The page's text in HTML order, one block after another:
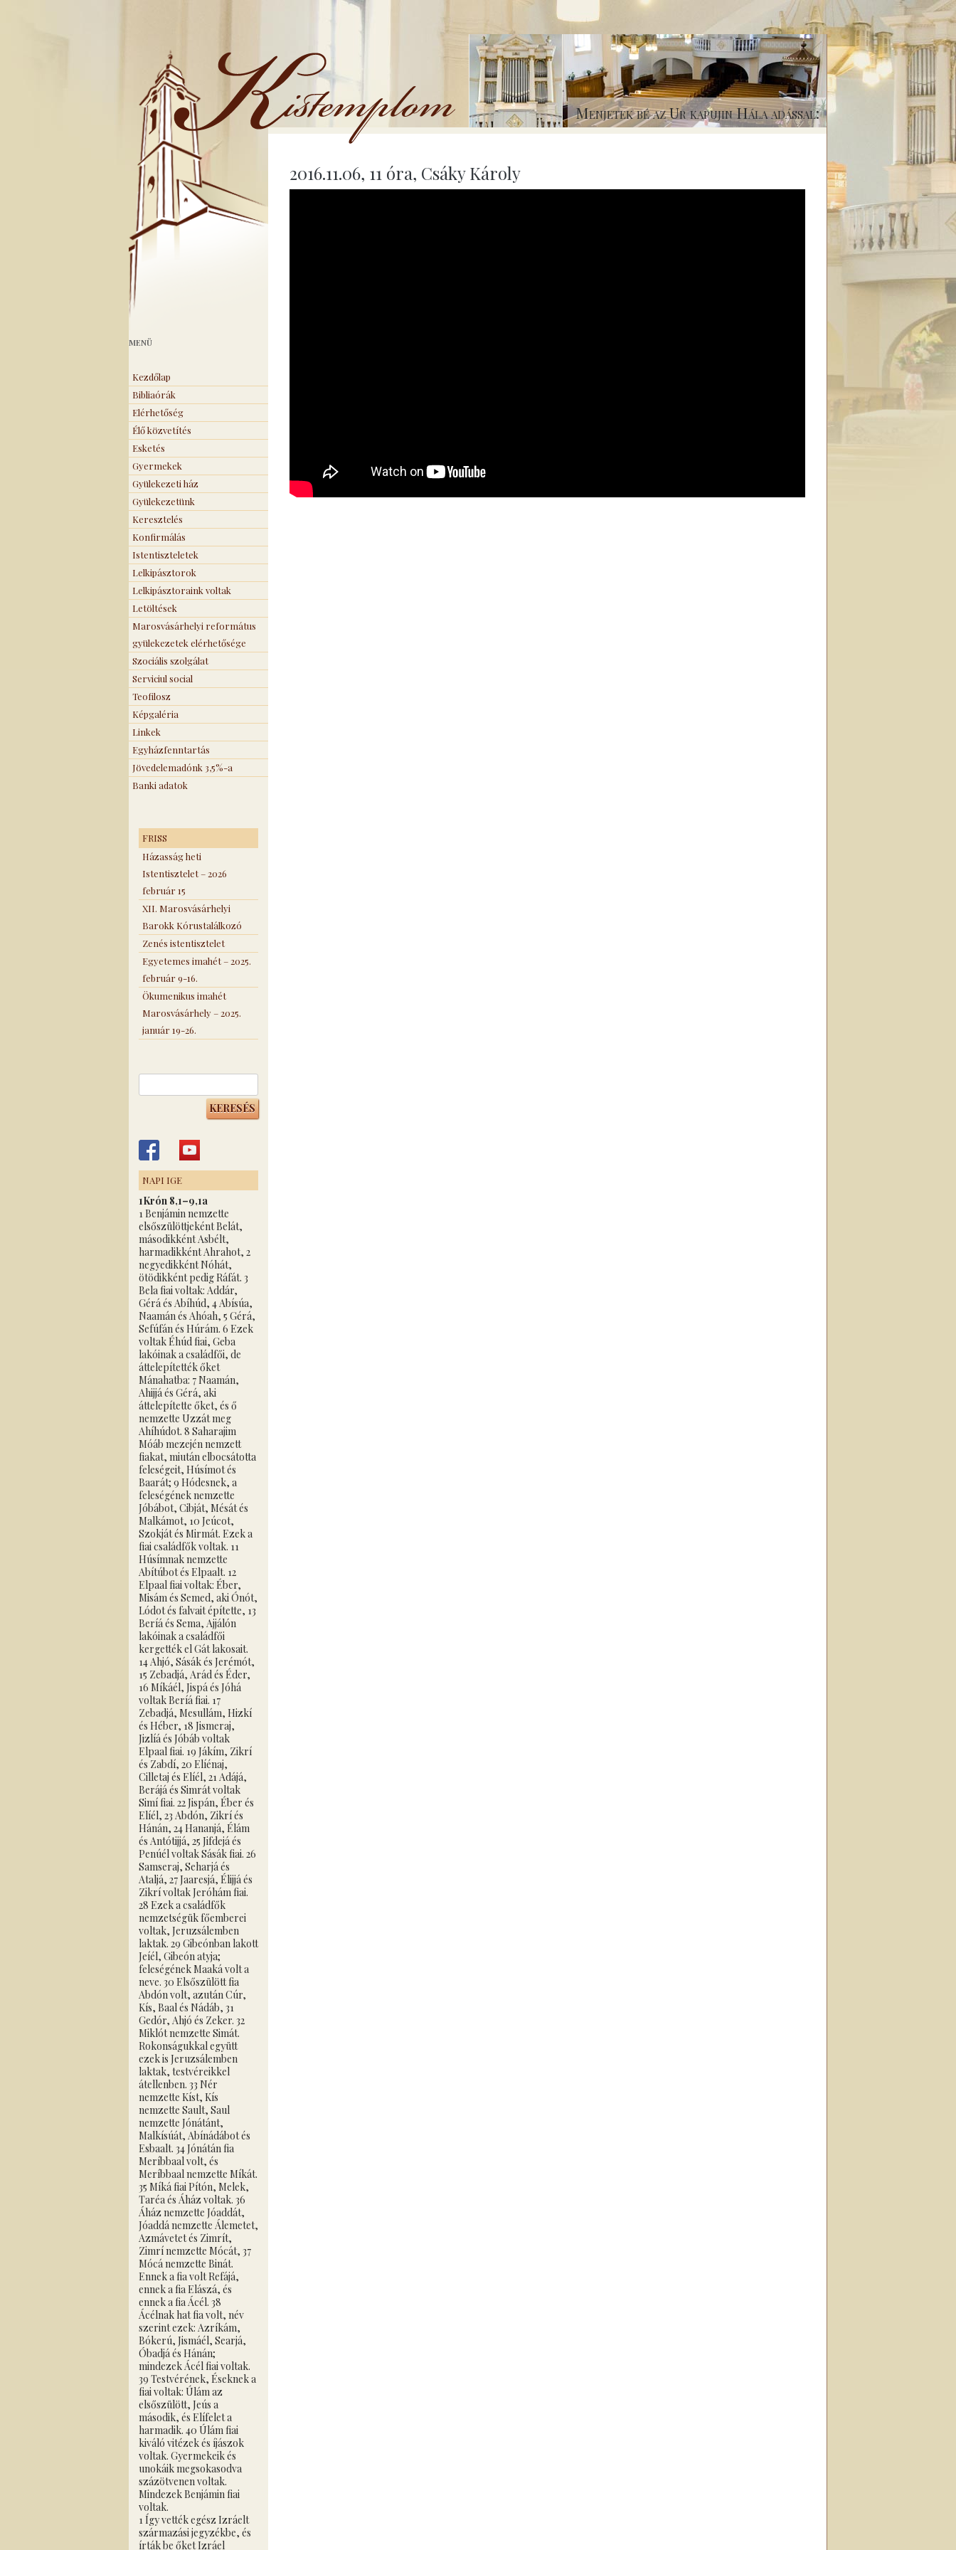
Kistemplom
Menjetek bé az Ur kapujin Hála adással:
MENÜ
Kezdőlap
Bibliaórák
Elérhetőség
Élő közvetítés
Esketés
Gyermekek
Gyülekezeti ház
Gyülekezetünk
Keresztelés
Konfirmálás
Istentiszteletek
Lelkipásztorok
Lelkipásztoraink voltak
Letöltések
Marosvásárhelyi református
gyülekezetek elérhetősége
Szociális szolgálat
Serviciul social
Teofilosz
Képgaléria
Linkek
Egyházfenntartás
Jövedelemadónk 3,5%-a
Banki adatok
FRISS
Házasság heti
Istentisztelet – 2026
február 15
XII. Marosvásárhelyi
Barokk Kórustalálkozó
Zenés istentisztelet
Egyetemes imahét – 2025.
február 9-16.
Ökumenikus imahét
Marosvásárhely – 2025.
január 19-26.
NAPI IGE
1Krón 8,1–9,1a
1 Benjámin nemzette
elsőszülöttjeként Belát,
másodikként Asbélt,
harmadikként Ahrahot, 2
negyedikként Nóhát,
ötödikként pedig Ráfát. 3
Bela fiai voltak: Addár,
Gérá és Abíhúd, 4 Abísúa,
Naamán és Ahóah, 5 Gérá,
Sefúfán és Húrám. 6 Ezek
voltak Éhúd fiai, Geba
lakóinak a családfői, de
áttelepítették őket
Mánahatba: 7 Naamán,
Ahijjá és Gérá, aki
áttelepítette őket, és ő
nemzette Uzzát meg
Ahíhúdot. 8 Saharajim
Móáb mezején nemzett
fiakat, miután elbocsátotta
feleségeit, Húsímot és
Baarát; 9 Hódesnek, a
feleségének nemzette
Jóbábot, Cibját, Mésát és
Malkámot, 10 Jeúcot,
Szokját és Mirmát. Ezek a
fiai családfők voltak. 11
Húsímnak nemzette
Abítúbot és Elpaalt. 12
Elpaal fiai voltak: Éber,
Misám és Semed, aki Ónót,
Lódot és falvait építette, 13
Beríá és Sema, Ajjálón
lakóinak a családfői
kergették el Gát lakosait.
14 Ahjó, Sásák és Jerémót,
15 Zebadjá, Arád és Éder,
16 Míkáél, Jispá és Jóhá
voltak Beríá fiai. 17
Zebadjá, Mesullám, Hizkí
és Héber, 18 Jismeraj,
Jizlíá és Jóbáb voltak
Elpaal fiai. 19 Jákím, Zikrí
és Zabdí, 20 Elíénaj,
Cilletaj és Elíél, 21 Adájá,
Berájá és Simrát voltak
Simí fiai. 22 Jispán, Éber és
Elíél, 23 Abdón, Zikrí és
Hánán, 24 Hananjá, Élám
és Antótijjá, 25 Jifdejá és
Penúél voltak Sásák fiai. 26
Samseraj, Seharjá és
Ataljá, 27 Jaaresjá, Élijjá és
Zikrí voltak Jeróhám fiai.
28 Ezek a családfők
nemzetségük főemberei
voltak, Jeruzsálemben
laktak. 29 Gibeónban lakott
Jeíél, Gibeón atyja;
feleségének Maaká volt a
neve. 30 Elsőszülött fia
Abdón volt, azután Cúr,
Kís, Baal és Nádáb, 31
Gedór, Ahjó és Zeker. 32
Miklót nemzette Simát.
Rokonságukkal együtt
ezek is Jeruzsálemben
laktak, testvéreikkel
átellenben. 33 Nér
nemzette Kíst, Kís
nemzette Sault, Saul
nemzette Jónátánt,
Malkísúát, Abínádábot és
Esbaalt. 34 Jónátán fia
Meríbbaal volt, és
Meríbbaal nemzette Míkát.
35 Míká fiai Pítón, Melek,
Taréa és Áház voltak. 36
Áház nemzette Jóaddát,
Jóaddá nemzette Álemetet,
Azmávetet és Zimrít,
Zimrí nemzette Mócát, 37
Mócá nemzette Binát.
Ennek a fia volt Refájá,
ennek a fia Elászá, és
ennek a fia Ácél. 38
Ácélnak hat fia volt, név
szerint ezek: Azríkám,
Bókerú, Jismáél, Searjá,
Óbadjá és Hánán;
mindezek Ácél fiai voltak.
39 Testvérének, Éseknek a
fiai voltak: Úlám az
elsőszülött, Jeús a
második, és Elífelet a
harmadik. 40 Úlám fiai
kiváló vitézek és íjászok
voltak. Gyermekeik és
unokáik megsokasodva
százötvenen voltak.
Mindezek Benjámin fiai
voltak.
1 Így vették egész Izráelt
származási jegyzékbe, és
írták be őket Izráel
2016.11.06, 11 óra, Csáky Károly